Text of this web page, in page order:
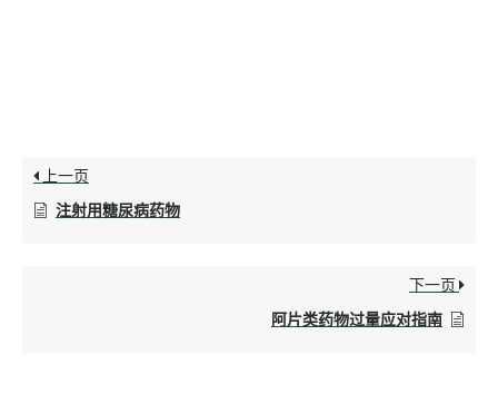
上一页
注射用糖尿病药物
下一页
阿片类药物过量应对指南